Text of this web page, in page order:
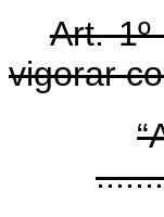
Art.
vigorar